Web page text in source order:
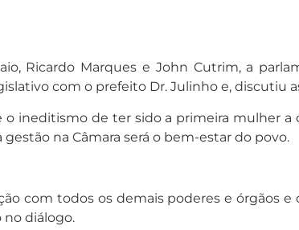
Ricardo Marques e John Cutrim, a
com o prefeito Dr. Julinho e, discutiu
o ineditismo de ter sido a primeira mulher
na Câmara será o bem-estar do povo.
com todos os demais poderes e órgãos e
diálogo.